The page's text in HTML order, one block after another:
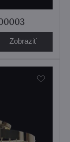
Zobraziť